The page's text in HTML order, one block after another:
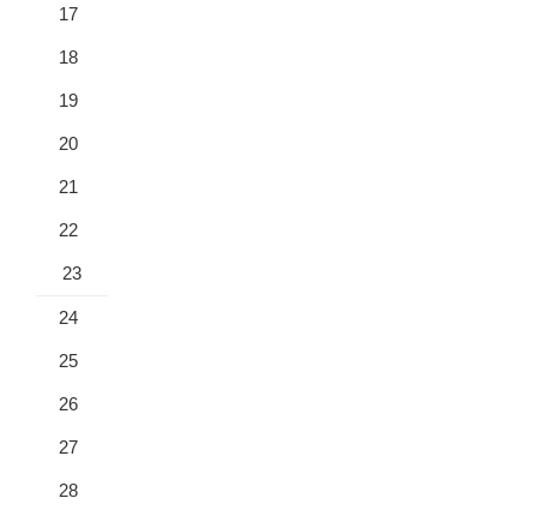
17
18
19
20
21
22
23
24
25
26
27
28